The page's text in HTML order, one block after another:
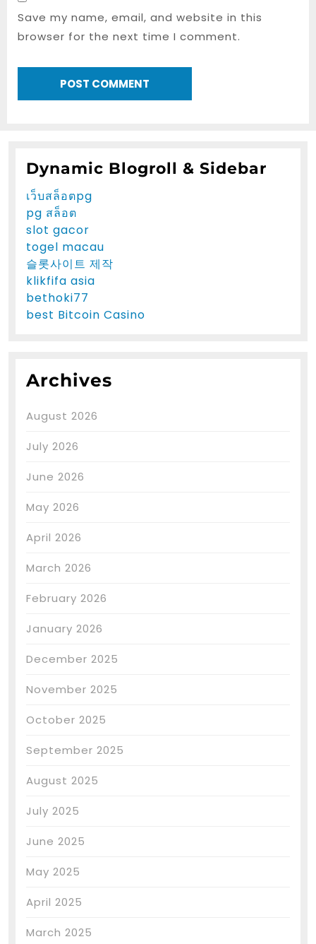
Save my name, email, and website in this
browser for the next time I comment.
Dynamic Blogroll & Sidebar
เว็บสล็อตpg
pg สล็อต
slot gacor
togel macau
슬롯사이트 제작
klikfifa asia
bethoki77
best Bitcoin Casino
Archives
August 2026
July 2026
June 2026
May 2026
April 2026
March 2026
February 2026
January 2026
December 2025
November 2025
October 2025
September 2025
August 2025
July 2025
June 2025
May 2025
April 2025
March 2025